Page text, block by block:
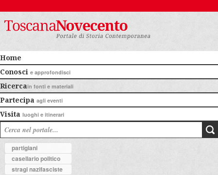
Home
Conosci e approfondisci
Ricercain fonti e materiali
Partecipa agli eventi
Visita luoghi e itinerari
partigiani
casellario politico
stragi nazifasciste